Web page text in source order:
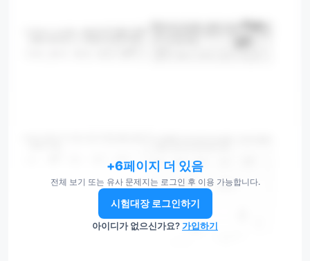
+6페이지 더 있음
전체 보기 또는 유사 문제지는 로그인 후 이용 가능합니다.
시험대장 로그인하기
아이디가 없으신가요?가입하기